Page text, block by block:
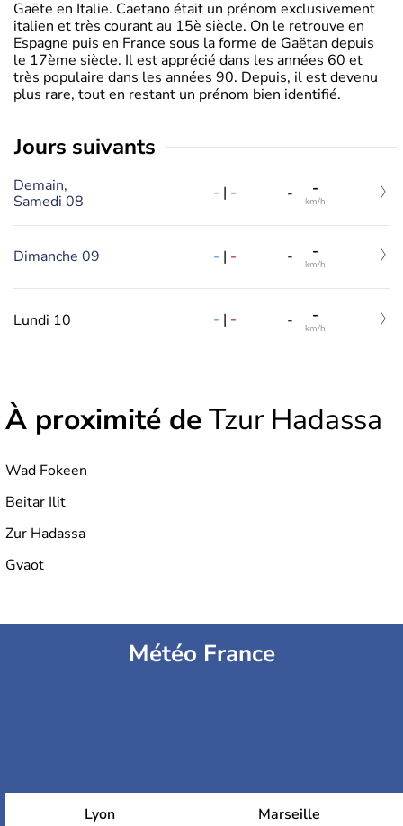
Gaëte en Italie. Caetano était un prénom exclusivement
italien et très courant au 15è siècle. On le retrouve en
Espagne puis en France sous la forme de Gaëtan depuis
le 17ème siècle. Il est apprécié dans les années 60 et
très populaire dans les années 90. Depuis, il est devenu
plus rare, tout en restant un prénom bien identifié.
jours suivants
Demain,
Samedi 08
- | - - -
km/h
Dimanche 09 - | - - -
km/h
Lundi 10 - | - - -
km/h
À proximité deTzur Hadassa
Wad Fokeen
Beitar Ilit
Zur Hadassa
Gvaot
Météo France
Lyon Marseille